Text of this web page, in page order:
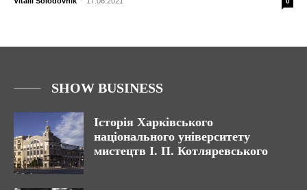
SHOW BUSINESS
Історія Харківського
національного університету
мистецтв І. П. Котляревського